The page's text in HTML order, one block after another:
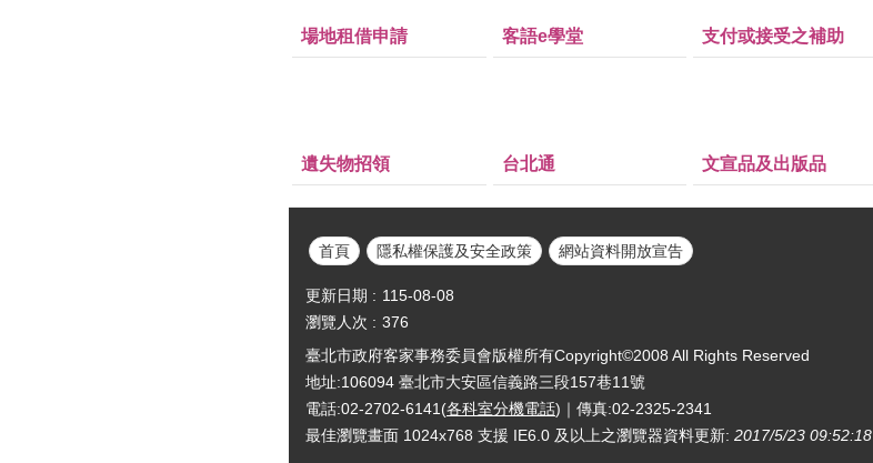
場地租借申請 客語e學堂 支付或接受之補助
遺失物招領 台北通 文宣品及出版品
首頁 隱私權保護及安全政策 網站資料開放宣告
更新日期
115-08-08
瀏覽人次
376
臺北市政府客家事務委員會版權所有Copyright©2008 All Rights Reserved
地址:106094 臺北市大安區信義路三段157巷11號
電話:02-2702-6141(各科室分機電話)｜傳真:02-2325-2341
最佳瀏覽畫面 1024x768 支援 IE6.0 及以上之瀏覽器資料更新: 2017/5/23 09:52:18